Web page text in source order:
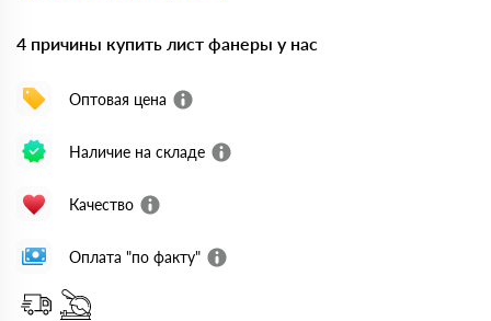
4 причины купить лист фанеры у нас
Оптовая цена
Наличие на складе
Качество
Оплата "по факту"